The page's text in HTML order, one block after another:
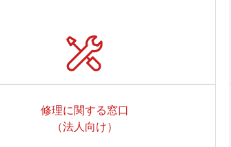
修理に関する窓口
（法人向け）